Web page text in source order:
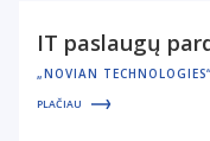
IT paslaugų
„NOVIAN TECHNOLOGIES“
PLAČIAU